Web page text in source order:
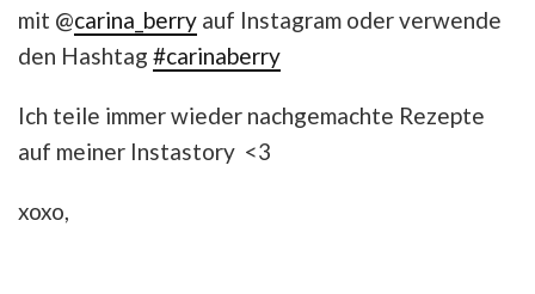
mit @carina_berry auf Instagram oder verwende
den Hashtag #carinaberry
Ich teile immer wieder nachgemachte Rezepte
auf meiner Instastory <3
xoxo,